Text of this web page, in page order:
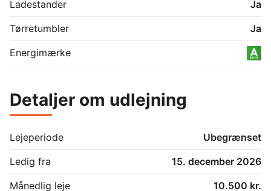
Ladestander
Ja
Tørretumbler
Ja
Energimærke
Detaljer om udlejning
Lejeperiode
Ubegrænset
Ledig fra
15. december 2026
Månedlig leje
10.500 kr.